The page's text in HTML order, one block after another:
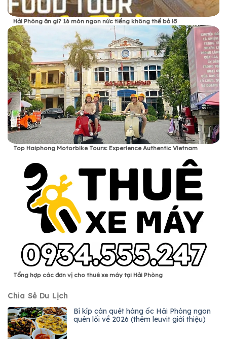
Hải Phòng ăn gì? 16 món ngon nức tiếng không thể bỏ lỡ
Top Haiphong Motorbike Tours: Experience Authentic Vietnam
Tổng hợp các đơn vị cho thuê xe máy tại Hải Phòng
Chia Sẻ Du Lịch
Bí kíp càn quét hàng ốc Hải Phòng ngon
quên lối về 2026 (thêm leuvit giới thiệu)